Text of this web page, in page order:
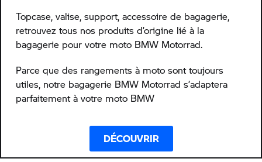
Topcase, valise, support, accessoire de bagagerie,
retrouvez tous nos produits d’origine lié à la
bagagerie pour votre moto BMW Motorrad.
Parce que des rangements à moto sont toujours
utiles, notre bagagerie BMW Motorrad s’adaptera
parfaitement à votre moto BMW
DÉCOUVRIR